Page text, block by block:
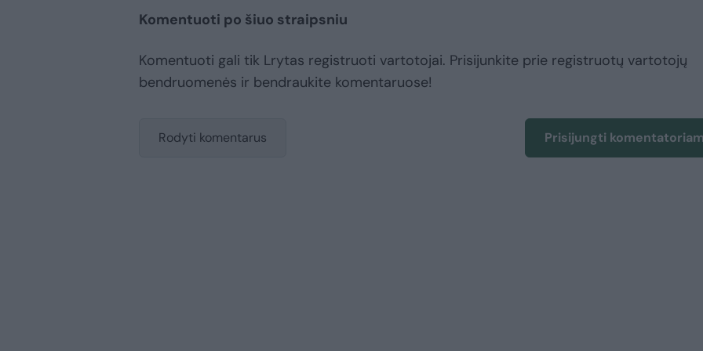
Komentuoti po šiuo straipsniu
Komentuoti gali tik Lrytas registruoti vartotojai. Prisijunkite prie registruotų vartotojų
bendruomenės ir bendraukite komentaruose!
Rodyti komentarus Prisijungti